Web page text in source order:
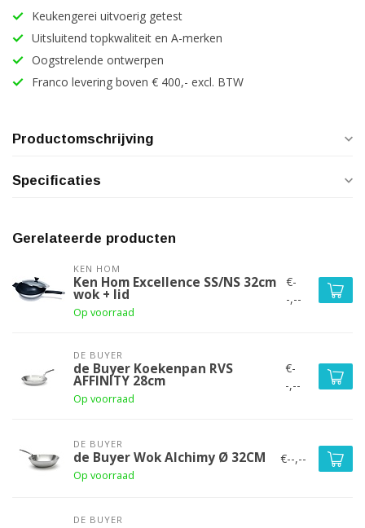
Keukengerei uitvoerig getest
Uitsluitend topkwaliteit en A-merken
Oogstrelende ontwerpen
Franco levering boven € 400,- excl. BTW
Productomschrijving
Specificaties
Gerelateerde producten
KEN HOM
Ken Hom Excellence SS/NS 32cm
wok + lid
Op voorraad
€-
-,--
DE BUYER
de Buyer Koekenpan RVS
AFFINITY 28cm
Op voorraad
€-
-,--
DE BUYER
de Buyer Wok Alchimy Ø 32CM
Op voorraad
€--,--
DE BUYER